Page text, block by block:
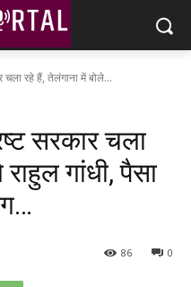
रहे हैं, तेलंगाना में बोले...
सरकार चला
गांधी, पैसा
0
86